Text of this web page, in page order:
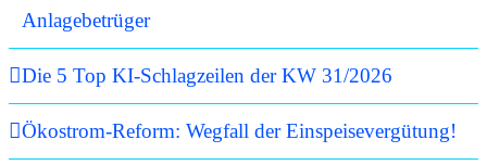
Anlagebetrüger
Die 5 Top KI-Schlagzeilen der KW 31/2026
Ökostrom-Reform: Wegfall der Einspeisevergütung!